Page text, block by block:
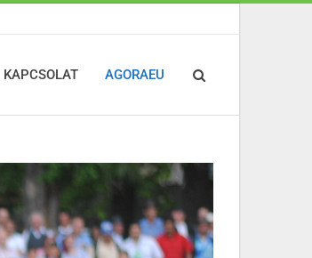
KAPCSOLAT AGORAEU